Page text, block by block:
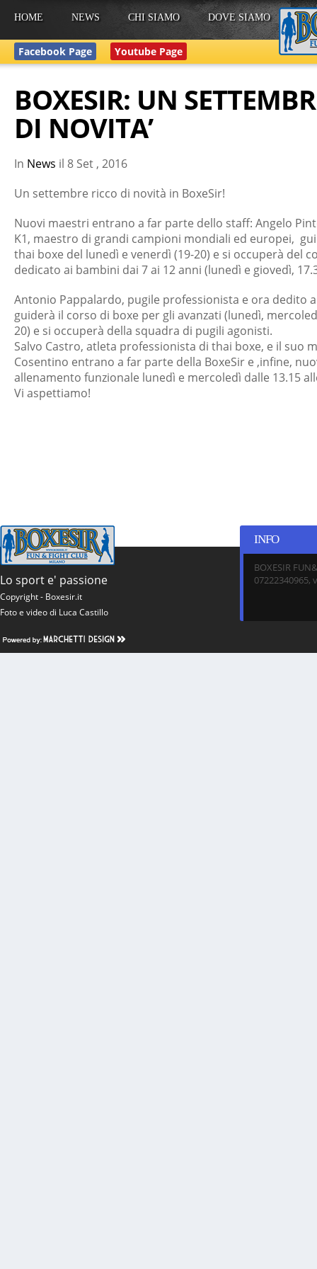
HOME NEWS CHI SIAMO DOVE SIAMO
Facebook Page Youtube Page
BOXESIR: UN
DI NOVITA’
In News il 8 Set , 2016
Un settembre ricco di novità in BoxeSir!
Nuovi maestri entrano a far parte dello staff: Angelo
K1, maestro di grandi campioni mondiali ed europei,
thai boxe del lunedì e venerdì (19-20) e si occuperà del
dedicato ai bambini dai 7 ai 12 anni (lunedì e giovedì,
Antonio Pappalardo, pugile professionista e ora dedito
guiderà il corso di boxe per gli avanzati (lunedì,
20) e si occuperà della squadra di pugili agonisti.
Salvo Castro, atleta professionista di thai boxe, e il suo
Cosentino entrano a far parte della BoxeSir e ,infine,
allenamento funzionale lunedì e mercoledì dalle 13.15
Vi aspettiamo!
Lo sport e' passione
Copyright - Boxesir.it
Foto e video di Luca Castillo
INFO
BOXESIR
07222340965,